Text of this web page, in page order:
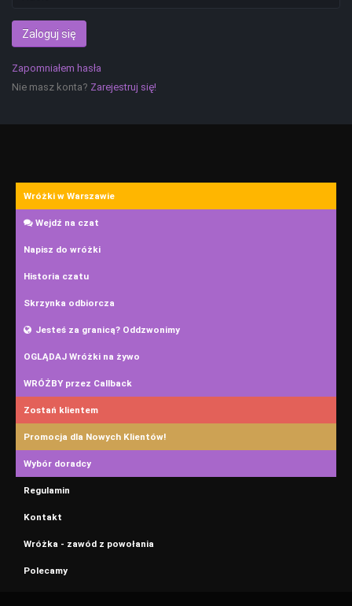
Zaloguj się
Zapomniałem hasła
Nie masz konta? Zarejestruj się!
Wróżki w Warszawie
Wejdź na czat
Napisz do wróżki
Historia czatu
Skrzynka odbiorcza
Jesteś za granicą? Oddzwonimy
OGLĄDAJ Wróżki na żywo
WRÓŻBY przez Callback
Zostań klientem
Promocja dla Nowych Klientów!
Wybór doradcy
Regulamin
Kontakt
Wróżka - zawód z powołania
Polecamy